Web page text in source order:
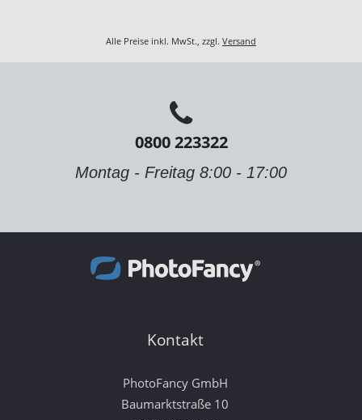
Alle Preise inkl. MwSt., zzgl. Versand
0800 223322
Montag - Freitag 8:00 - 17:00
Kontakt
PhotoFancy GmbH
Baumarktstraße 10